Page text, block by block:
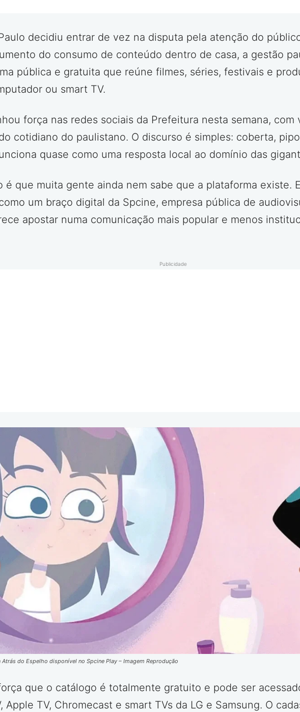
decidiu entrar de vez na disputa pela atenção do
do consumo de conteúdo dentro de casa, a gestão
pública e gratuita que reúne filmes, séries, festivais e
ou smart TV.
força nas redes sociais da Prefeitura nesta semana,
cotidiano do paulistano. O discurso é simples: coberta,
quase como uma resposta local ao domínio das
é que muita gente ainda nem sabe que a plataforma existe.
um braço digital da Spcine, empresa pública de
apostar numa comunicação mais popular e menos
Publicidade
do Espelho disponível no Spcine Play – Imagem Reprodução
que o catálogo é totalmente gratuito e pode ser
Apple TV, Chromecast e smart TVs da LG e Samsung. O